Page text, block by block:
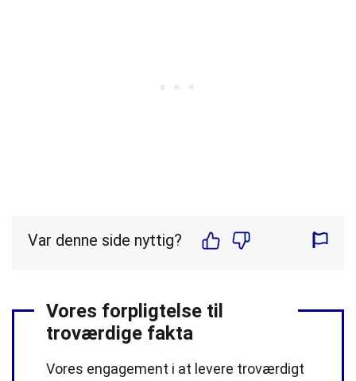
Var denne side nyttig?
Vores forpligtelse til
troværdige fakta
Vores engagement i at levere troværdigt